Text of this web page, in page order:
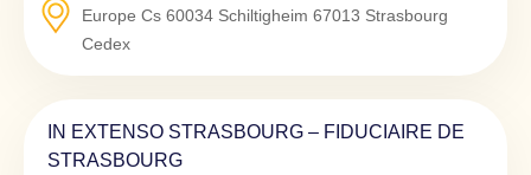
Europe Cs 60034 Schiltigheim 67013 Strasbourg
Cedex
IN EXTENSO STRASBOURG – FIDUCIAIRE DE
STRASBOURG